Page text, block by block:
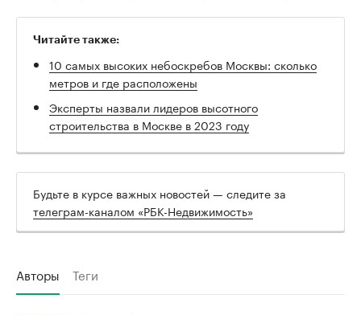
Читайте также:
10 самых высоких небоскребов Москвы: сколько
метров и где расположены
Эксперты назвали лидеров высотного
строительства в Москве в 2023 году
Будьте в курсе важных новостей — следите за
телеграм-каналом «РБК-Недвижимость»
Авторы Теги